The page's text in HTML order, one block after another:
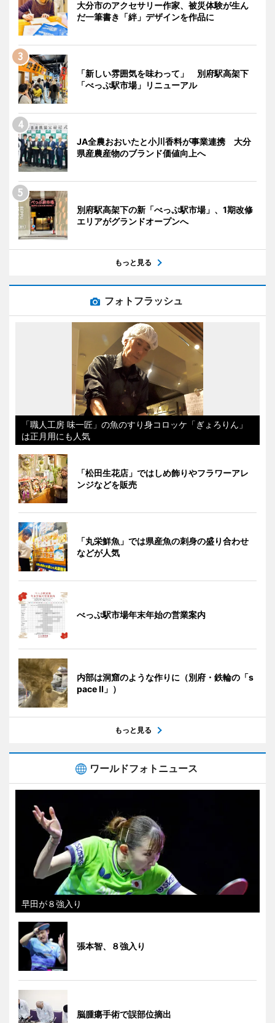
大分市のアクセサリー作家、被災体験が生ん
だ一筆書き「絆」デザインを作品に
「新しい雰囲気を味わって」 別府駅高架下
「べっぷ駅市場」リニューアル
JA全農おおいたと小川香料が事業連携 大分
県産農産物のブランド価値向上へ
別府駅高架下の新「べっぷ駅市場」、1期改修
エリアがグランドオープンへ
もっと見る
フォトフラッシュ
「職人工房 味一匠」の魚のすり身コロッケ「ぎょろりん」
は正月用にも人気
「松田生花店」ではしめ飾りやフラワーアレ
ンジなどを販売
「丸栄鮮魚」では県産魚の刺身の盛り合わせ
などが人気
べっぷ駅市場年末年始の営業案内
内部は洞窟のような作りに（別府・鉄輪の「s
pace II」）
もっと見る
ワールドフォトニュース
早田が８強入り
張本智、８強入り
脳腫瘍手術で誤部位摘出